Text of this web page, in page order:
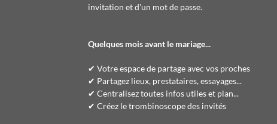
invitation et d'un mot de passe.
Quelques mois avant le mariage...
✔ Votre espace de partage avec vos proches
✔ Partagez lieux, prestataires, essayages...
✔ Centralisez toutes infos utiles et plan...
✔ Créez le trombinoscope des invités